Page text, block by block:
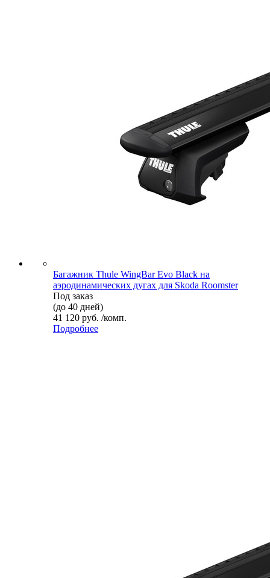
Багажник Thule WingBar Evo Black на
аэродинамических дугах для Skoda Roomster
Под заказ
(до 40 дней)
41 120 руб. /комп.
Подробнее